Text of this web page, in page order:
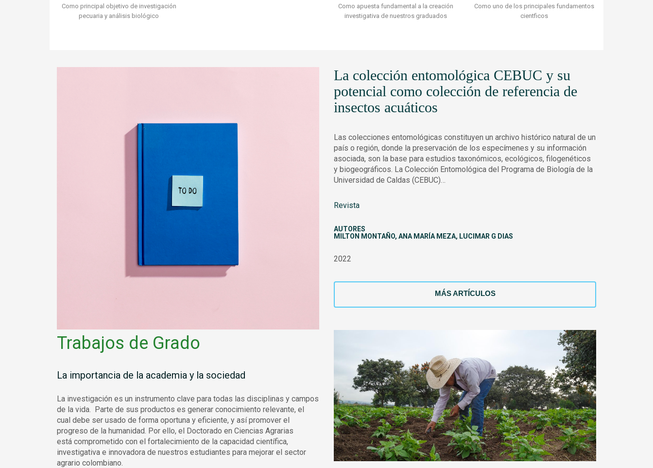
Como principal objetivo de investigación
pecuaria y análisis biológico
Como apuesta fundamental a la creación
investigativa de nuestros graduados
Como uno de los principales fundamentos
cientficos
La colección entomológica CEBUC y su
potencial como colección de referencia de
insectos acuáticos
Las colecciones entomológicas constituyen un archivo histórico natural de un
país o región, donde la preservación de los especímenes y su información
asociada, son la base para estudios taxonómicos, ecológicos, filogenéticos
y biogeográficos. La Colección Entomológica del Programa de Biología de la
Universidad de Caldas (CEBUC)…
Revista
AUTORES
MILTON MONTAÑO, ANA MARÍA MEZA, LUCIMAR G DIAS
2022
MÁS ARTÍCULOS
Trabajos de Grado
La importancia de la academia y la sociedad
La investigación es un instrumento clave para todas las disciplinas y campos
de la vida. Parte de sus productos es generar conocimiento relevante, el
cual debe ser usado de forma oportuna y eficiente, y así promover el
progreso de la humanidad. Por ello, el Doctorado en Ciencias Agrarias
está comprometido con el fortalecimiento de la capacidad científica,
investigativa e innovadora de nuestros estudiantes para mejorar el sector
agrario colombiano.